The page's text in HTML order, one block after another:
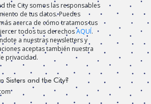
the City somos las responsables
de tus datos. Puedes
acerca de cómo tratamos tus
todos tus derechosAQUÍ.
a nuestras newsletters y
aceptas también nuestra
privacidad.
Sisters and the City?